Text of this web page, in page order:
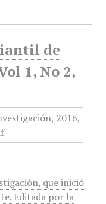
de
1, No 2,
que inició
Editada por la